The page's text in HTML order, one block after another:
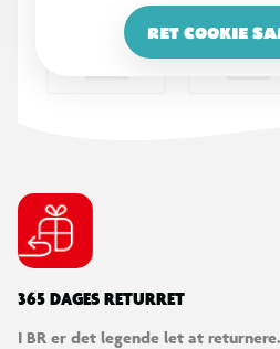
RET COOKIE
365 DAGES RETURRET
I BR er det legende let at